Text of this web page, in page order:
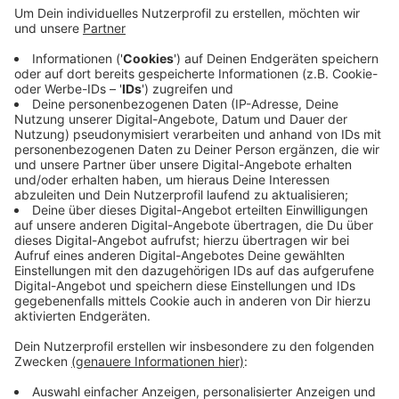
vergangenem Sommer unbürokratisch geholfen
wurde. Außerdem würden viele Jobcenter-
Mitarbeiter nicht von sich aus auf die neuen
Möglichkeiten hinweisen. Vom Jobcenter heißt es
dazu, dass vielleicht noch nicht jeder Mitarbeiter
die neuen Regeln kenne, dass aber alle Anträge
zugig bearbeitet werden. Mehr Infos dazu:von
Tachelesundvom Jobcenter
Veröffentlicht:Mittwoch, 03.03.2021 06:45
Anzeige
Anzeige